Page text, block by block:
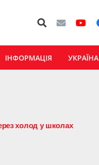
ІНФОРМАЦІЯ УКРАЇНА
холод у школах